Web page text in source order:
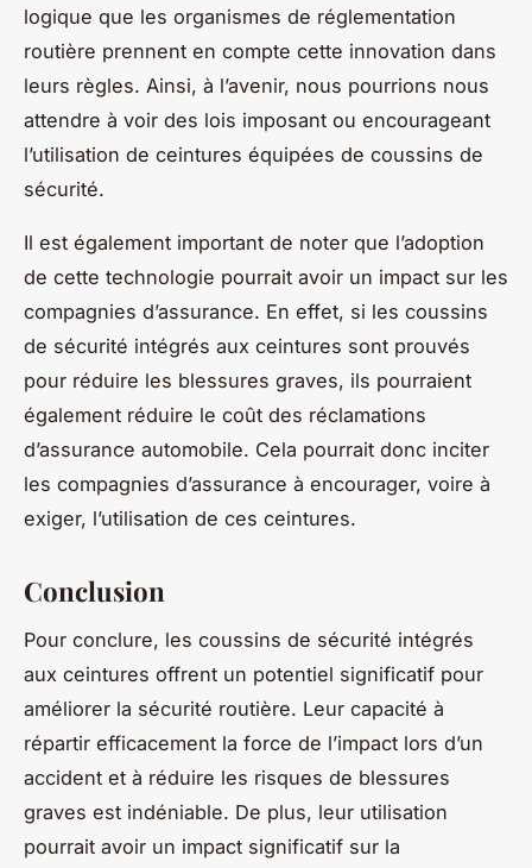
logique que les organismes de réglementation
routière prennent en compte cette innovation dans
leurs règles. Ainsi, à l’avenir, nous pourrions nous
attendre à voir des lois imposant ou encourageant
l’utilisation de ceintures équipées de coussins de
sécurité.
Il est également important de noter que l’adoption
de cette technologie pourrait avoir un impact sur les
compagnies d’assurance. En effet, si les coussins
de sécurité intégrés aux ceintures sont prouvés
pour réduire les blessures graves, ils pourraient
également réduire le coût des réclamations
d’assurance automobile. Cela pourrait donc inciter
les compagnies d’assurance à encourager, voire à
exiger, l’utilisation de ces ceintures.
Conclusion
Pour conclure, les coussins de sécurité intégrés
aux ceintures offrent un potentiel significatif pour
améliorer la sécurité routière. Leur capacité à
répartir efficacement la force de l’impact lors d’un
accident et à réduire les risques de blessures
graves est indéniable. De plus, leur utilisation
pourrait avoir un impact significatif sur la